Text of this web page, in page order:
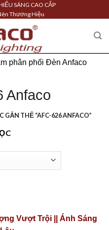
SÁNG CAO CẤP
Thương Hiệu
phân phối Đèn Anfaco
Anfaco
GẮN THẺ “AFC-626 ANFACO”
Vượt Trội || Ánh Sáng